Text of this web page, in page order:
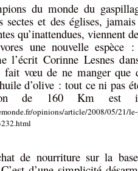
du monde du
sectes et des églises,
qu’inattendues, viennent
une nouvelle espèce
l’écrit Corinne Lesnes
vœu de ne manger que
d’olive : tout ce ni pas
de 160 Km est
opinions/article/2008/05/21/
de nourriture sur la